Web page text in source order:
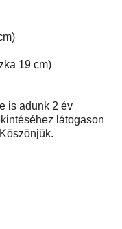
19 cm)
is adunk 2 év
látogason